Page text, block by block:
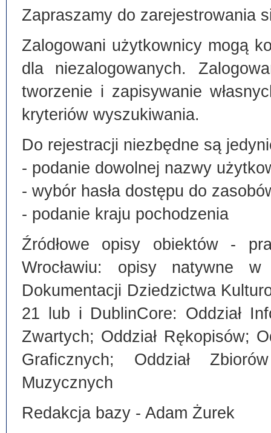
Zapraszamy do zarejestrowania
Zalogowani użytkownicy mogą
dla niezalogowanych.
tworzenie i zapisywanie
kryteriów wyszukiwania.
Do rejestracji niezbędne są
- podanie dowolnej nazwy
- wybór hasła dostępu do
- podanie kraju pochodzenia
Źródłowe opisy obiektów -
Wrocławiu: opisy natywne
Dokumentacji Dziedzictwa
21 lub i DublinCore: Oddział
Zwartych; Oddział Rękopisów;
Graficznych; Oddział
Muzycznych
Redakcja bazy - Adam Żurek